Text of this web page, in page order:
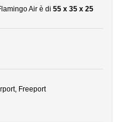
Air è di55 x 35 x 25
Freeport